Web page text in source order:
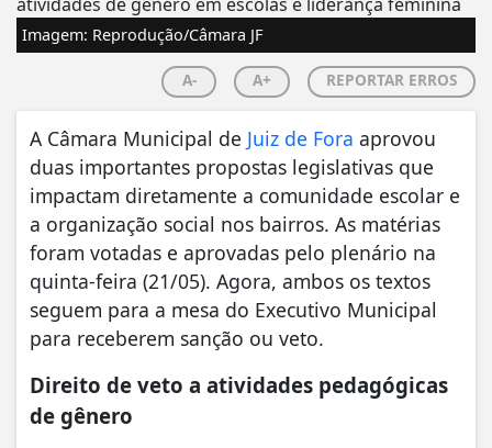
Imagem: Reprodução/Câmara JF
A- A+ REPORTAR ERROS
A Câmara Municipal de Juiz de Fora aprovou
duas importantes propostas legislativas que
impactam diretamente a comunidade escolar e
a organização social nos bairros. As matérias
foram votadas e aprovadas pelo plenário na
quinta-feira (21/05). Agora, ambos os textos
seguem para a mesa do Executivo Municipal
para receberem sanção ou veto.
Direito de veto a atividades pedagógicas
de gênero